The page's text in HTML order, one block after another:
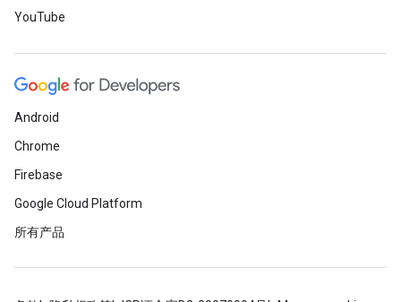
YouTube
Android
Chrome
Firebase
Google Cloud Platform
所有产品